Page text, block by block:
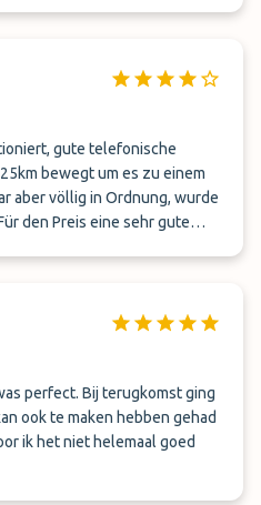
gute telefonische
bewegt um es zu einem
aber völlig in Ordnung, wurde
den Preis eine sehr gute
perfect. Bij terugkomst ging
ook te maken hebben gehad
ik het niet helemaal goed